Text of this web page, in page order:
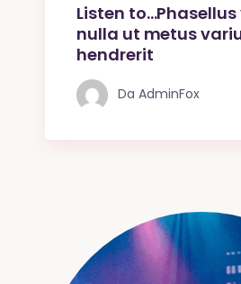
Listen
nulla ut metus
hendrerit
Da AdminFox